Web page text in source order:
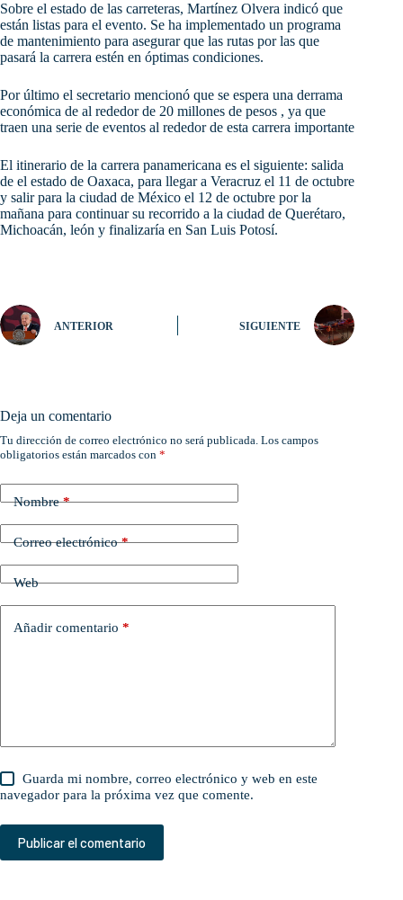
Sobre el estado de las carreteras, Martínez Olvera indicó que
están listas para el evento. Se ha implementado un programa
de mantenimiento para asegurar que las rutas por las que
pasará la carrera estén en óptimas condiciones.
Por último el secretario mencionó que se espera una derrama
económica de al rededor de 20 millones de pesos , ya que
traen una serie de eventos al rededor de esta carrera importante
El itinerario de la carrera panamericana es el siguiente: salida
de el estado de Oaxaca, para llegar a Veracruz el 11 de octubre
y salir para la ciudad de México el 12 de octubre por la
mañana para continuar su recorrido a la ciudad de Querétaro,
Michoacán, león y finalizaría en San Luis Potosí.
ANTERIOR SIGUIENTE
Deja un comentario
Tu dirección de correo electrónico no será publicada. Los campos
obligatorios están marcados con *
Nombre*
Correo electrónico*
Web
Añadir comentario *
Guarda mi nombre, correo electrónico y web en este
navegador para la próxima vez que comente.
Publicar el comentario